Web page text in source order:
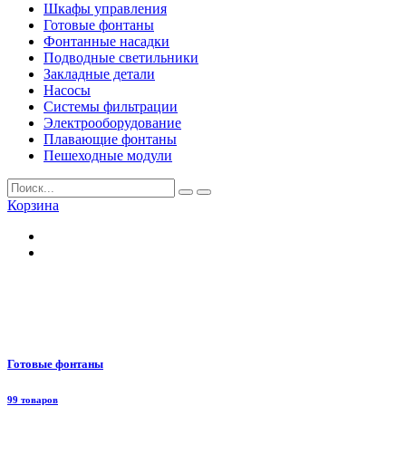
Шкафы управления
Готовые фонтаны
Фонтанные насадки
Подводные светильники
Закладные детали
Насосы
Системы фильтрации
Электрооборудование
Плавающие фонтаны
Пешеходные модули
Корзина
Готовые фонтаны
99 товаров